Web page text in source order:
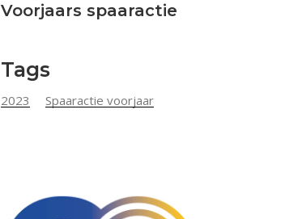
Voorjaars spaaractie
Tags
2023 Spaaractie voorjaar